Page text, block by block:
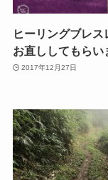
ヒーリングブレス
お直ししてもらい
2017年12月27日